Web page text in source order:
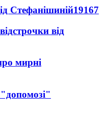
Стефанішиній19167
від
мирні